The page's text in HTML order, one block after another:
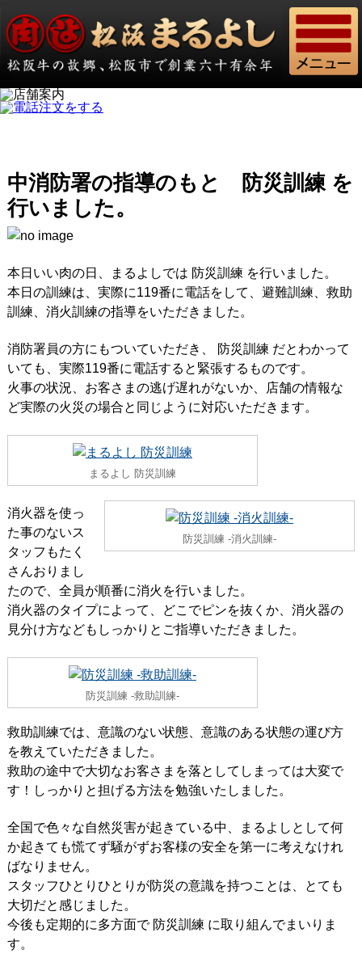
中消防署の指導のもと 防災訓練 を
行いました。
本日いい肉の日、まるよしでは 防災訓練 を行いました。
本日の訓練は、実際に119番に電話をして、避難訓練、救助
訓練、消火訓練の指導をいただきました。
消防署員の方にもついていただき、 防災訓練 だとわかって
いても、実際119番に電話すると緊張するものです。
火事の状況、お客さまの逃げ遅れがないか、店舗の情報な
ど実際の火災の場合と同じように対応いただきます。
まるよし 防災訓練
防災訓練 ‐消火訓練-
消火器を使っ
た事のないス
タッフもたく
さんおりまし
たので、全員が順番に消火を行いました。
消火器のタイプによって、どこでピンを抜くか、消火器の
見分け方などもしっかりとご指導いただきました。
防災訓練 ‐救助訓練-
救助訓練では、意識のない状態、意識のある状態の運び方
を教えていただきました。
救助の途中で大切なお客さまを落としてしまっては大変で
す！しっかりと担げる方法を勉強いたしました。
全国で色々な自然災害が起きている中、まるよしとして何
か起きても慌てず騒がずお客様の安全を第一に考えなけれ
ばなりません。
スタッフひとりひとりが防災の意識を持つことは、とても
大切だと感じました。
今後も定期的に多方面で 防災訓練 に取り組んでまいりま
す。